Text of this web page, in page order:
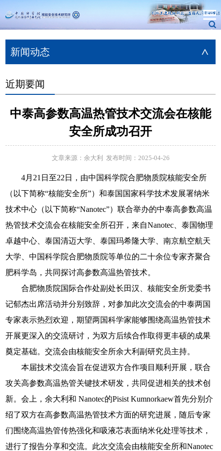
新闻动态 >
近期要闻
中泰高参数高温热管技术交流会在核能
安全所成功召开
文章来源：余大利 发布时间：2025-04-26
4月21日至22日，由中国科学院合肥物质院核能安全所
（以下简称“核能安全所”）和泰国国家科学技术发展署纳米
技术中心（以下简称“Nanotec”）联合举办的中泰高参数高温
热管技术交流会在核能安全所召开，来自Nanotec、泰国物理
卓越中心、泰国清迈大学、泰国玛希隆大学、南京航空航天
大学、中国科学院合肥物质院等单位的二十余位专家齐聚合
肥科学岛，共同探讨高参数高温热管技术。
合肥物质院国际合作处副处长田汉、核能安全所党委书
记郁杰出席活动并分别致辞，对参加此次交流会的中泰两国
专家表示热烈欢迎，期望两国科学家能够围绕高温热管技术
开展更深入的交流研讨，为双方后续合作取得更丰硕的成果
奠定基础。交流会由核能安全所余大利副研究员主持。
本届技术交流会旨在促进双方合作项目顺利开展，联合
攻关高参数高温热管关键技术研发，共同促进相关的技术创
新。会上，余大利和 Nanotec的Pisist Kumnorkaew首先分别介
绍了双方在高参数高温热管技术方面的研究进展，随后专家
们围绕高温热管传热强化和吸液芯表面纳米化处理等技术，
进行了报告分享和交流。此次交流会由核能安全所和Nanotec